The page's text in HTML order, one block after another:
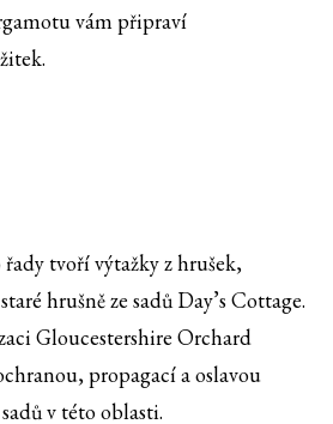
vám připraví
tvoří výtažky z hrušek,
hrušně ze sadů Day’s Cottage.
Gloucestershire Orchard
propagací a oslavou
v této oblasti.